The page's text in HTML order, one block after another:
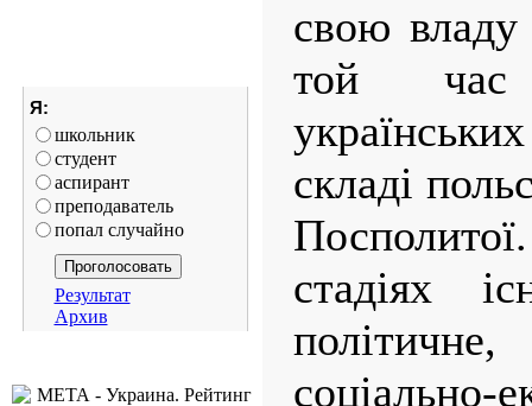
Я:
школьник
студент
аспирант
преподаватель
попал случайно
Результат
Архив
свою
той час
складі
стадіях
соціально-